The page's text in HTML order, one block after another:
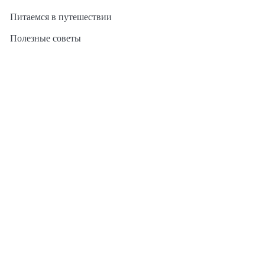
Питаемся в путешествии
Полезные советы